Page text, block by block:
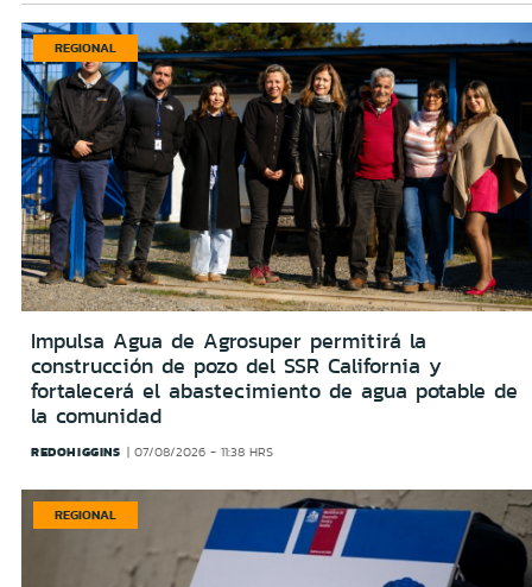
REGIONAL
Impulsa Agua de Agrosuper permitirá la
construcción de pozo del SSR California y
fortalecerá el abastecimiento de agua potable de
la comunidad
REDOHIGGINS 07/08/2026 - 11:38 HRS
REGIONAL